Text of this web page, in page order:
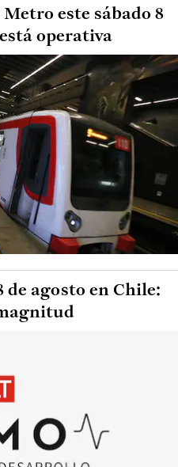
este sábado 8
operativa
de agosto en Chile: